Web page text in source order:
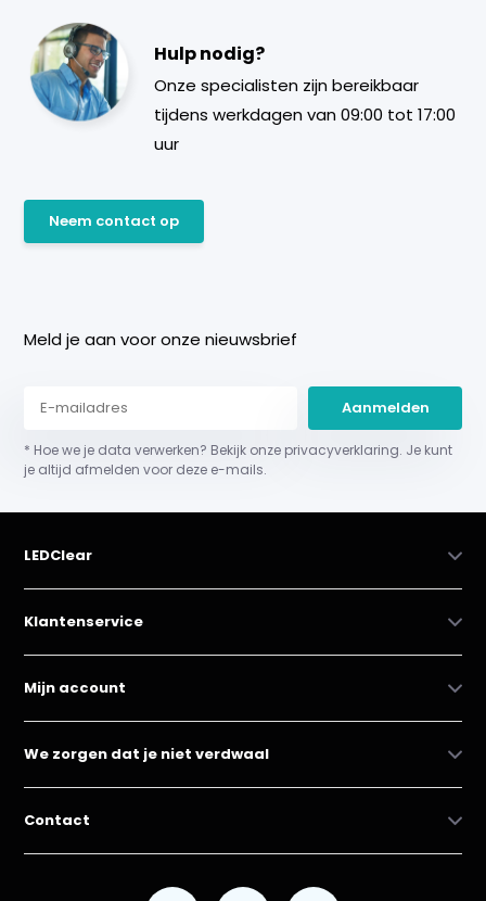
Hulp nodig?
Onze specialisten zijn bereikbaar
tijdens werkdagen van 09:00 tot 17:00
uur
Neem contact op
Meld je aan voor onze nieuwsbrief
Aanmelden
* Hoe we je data verwerken? Bekijk onze privacyverklaring. Je kunt
je altijd afmelden voor deze e-mails.
LEDClear
Klantenservice
Mijn account
We zorgen dat je niet verdwaal
Contact